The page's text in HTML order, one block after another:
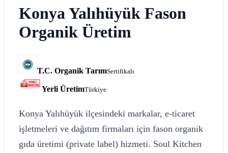
Konya Yalıhüyük Fason
Organik Üretim
T.C. Organik TarımSertifikalı
Yerli ÜretimTürkiye
Konya Yalıhüyük ilçesindeki markalar, e-ticaret
işletmeleri ve dağıtım firmaları için fason organik
gıda üretimi (private label) hizmeti. Soul Kitchen